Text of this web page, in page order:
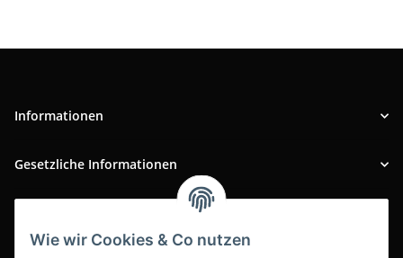
Wie wir Cookies & Co nutzen
Informationen
Gesetzliche Informationen